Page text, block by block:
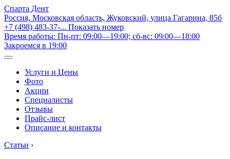
Спарта Дент
Россия, Московская область, Жуковский, улица Гагарина, 85б
+7 (498) 483-37-... Показать номер
Время работы: Пн-пт: 09:00—19:00; сб-вс: 09:00—18:00
Закроемся в 19:00
Услуги и Цены
Фото
Акции
Специалисты
Отзывы
Прайс-лист
Описание и контакты
Статьи ›